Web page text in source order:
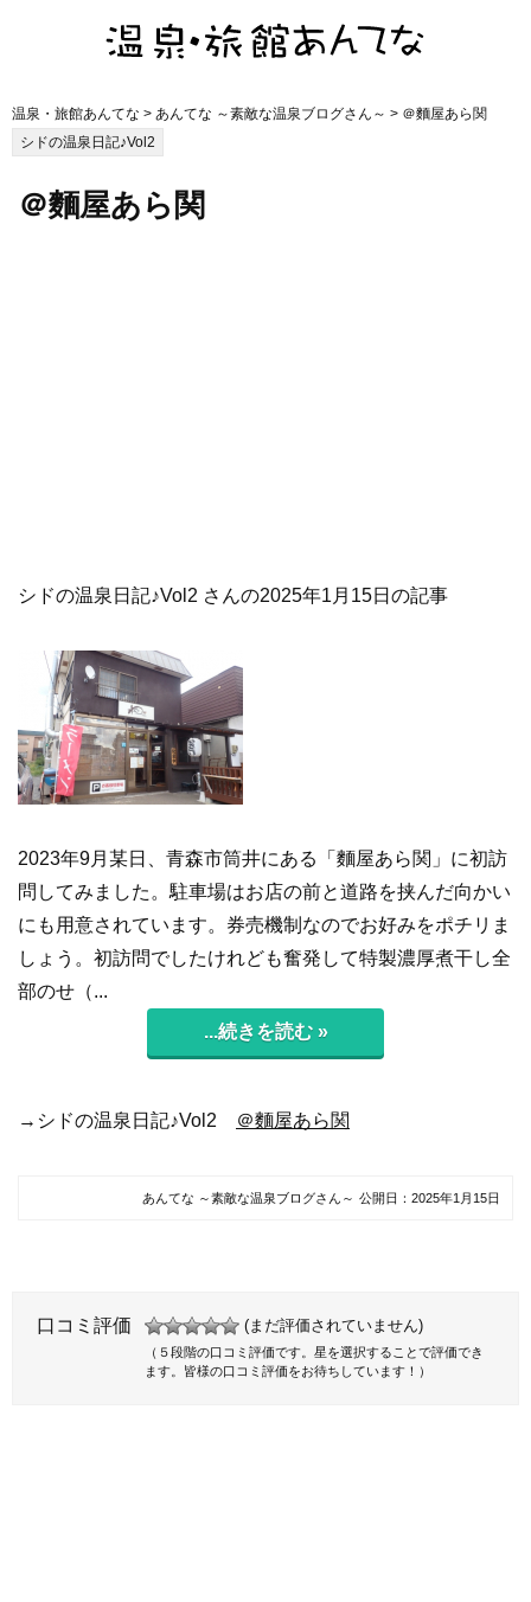
温泉・旅館あんてな > あんてな ～素敵な温泉ブログさん～ > ＠麵屋あら関
シドの温泉日記♪Vol2
＠麵屋あら関
シドの温泉日記♪Vol2 さんの2025年1月15日の記事
2023年9月某日、青森市筒井にある「麵屋あら関」に初訪
問してみました。駐車場はお店の前と道路を挟んだ向かい
にも用意されています。券売機制なのでお好みをポチリま
しょう。初訪問でしたけれども奮発して特製濃厚煮干し全
部のせ（...
...続きを読む »
→シドの温泉日記♪Vol2 ＠麵屋あら関
あんてな ～素敵な温泉ブログさん～ 公開日： 2025年1月15日
口コミ評価 (まだ評価されていません)
（５段階の口コミ評価です。星を選択することで評価でき
ます。皆様の口コミ評価をお待ちしています！）